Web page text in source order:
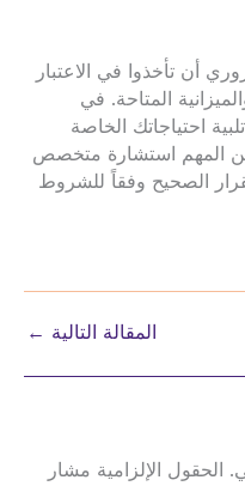
أن تأخذوا في الاعتبار
المتاحة. في
احتياجاتك الخاصة
من المهم استشارة متخصص
الصحيح وفقاً للشروط
المقالة التالية ←
الحقول الإلزامية مشار